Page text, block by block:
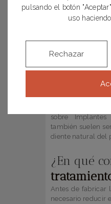
son adecuados
La pieza
Encontramos
sobre Implantes
también suelen
diente natural del
¿En qué
Antes de fabricar
necesario reducir
pulsando el botón
uso
Rechazar